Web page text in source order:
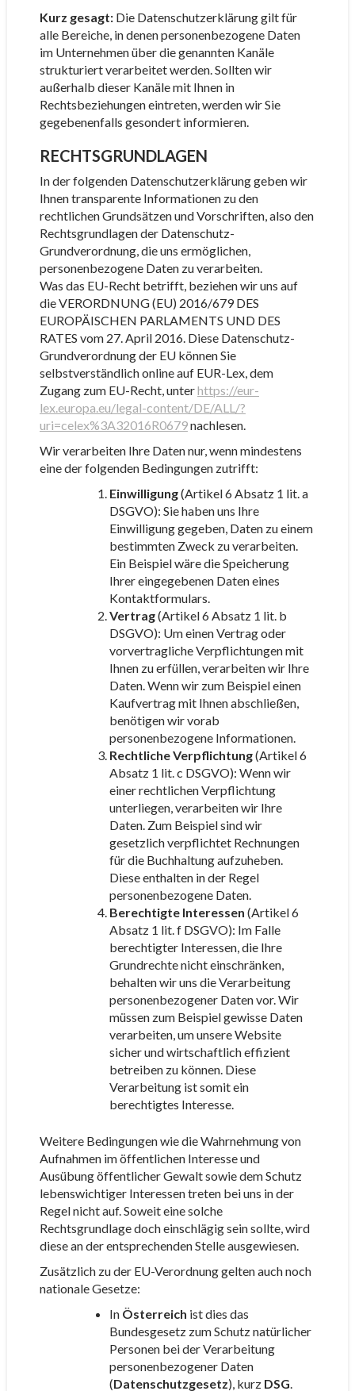
Kurz gesagt:Die Datenschutzerklärung gilt für
alle Bereiche, in denen personenbezogene Daten
im Unternehmen über die genannten Kanäle
strukturiert verarbeitet werden. Sollten wir
außerhalb dieser Kanäle mit Ihnen in
Rechtsbeziehungen eintreten, werden wir Sie
gegebenenfalls gesondert informieren.
RECHTSGRUNDLAGEN
In der folgenden Datenschutzerklärung geben wir
Ihnen transparente Informationen zu den
rechtlichen Grundsätzen und Vorschriften, also den
Rechtsgrundlagen der Datenschutz-
Grundverordnung, die uns ermöglichen,
personenbezogene Daten zu verarbeiten.
Was das EU-Recht betrifft, beziehen wir uns auf
die VERORDNUNG (EU) 2016/679 DES
EUROPÄISCHEN PARLAMENTS UND DES
RATES vom 27. April 2016. Diese Datenschutz-
Grundverordnung der EU können Sie
selbstverständlich online auf EUR-Lex, dem
Zugang zum EU-Recht, unterhttps://eur-
lex.europa.eu/legal-content/DE/ALL/?
uri=celex%3A32016R0679nachlesen.
Wir verarbeiten Ihre Daten nur, wenn mindestens
eine der folgenden Bedingungen zutrifft:
Einwilligung(Artikel 6 Absatz 1 lit. a
DSGVO): Sie haben uns Ihre
Einwilligung gegeben, Daten zu einem
bestimmten Zweck zu verarbeiten.
Ein Beispiel wäre die Speicherung
Ihrer eingegebenen Daten eines
Kontaktformulars.
Vertrag(Artikel 6 Absatz 1 lit. b
DSGVO): Um einen Vertrag oder
vorvertragliche Verpflichtungen mit
Ihnen zu erfüllen, verarbeiten wir Ihre
Daten. Wenn wir zum Beispiel einen
Kaufvertrag mit Ihnen abschließen,
benötigen wir vorab
personenbezogene Informationen.
Rechtliche Verpflichtung(Artikel 6
Absatz 1 lit. c DSGVO): Wenn wir
einer rechtlichen Verpflichtung
unterliegen, verarbeiten wir Ihre
Daten. Zum Beispiel sind wir
gesetzlich verpflichtet Rechnungen
für die Buchhaltung aufzuheben.
Diese enthalten in der Regel
personenbezogene Daten.
Berechtigte Interessen (Artikel 6
Absatz 1 lit. f DSGVO): Im Falle
berechtigter Interessen, die Ihre
Grundrechte nicht einschränken,
behalten wir uns die Verarbeitung
personenbezogener Daten vor. Wir
müssen zum Beispiel gewisse Daten
verarbeiten, um unsere Website
sicher und wirtschaftlich effizient
betreiben zu können. Diese
Verarbeitung ist somit ein
berechtigtes Interesse.
Weitere Bedingungen wie die Wahrnehmung von
Aufnahmen im öffentlichen Interesse und
Ausübung öffentlicher Gewalt sowie dem Schutz
lebenswichtiger Interessen treten bei uns in der
Regel nicht auf. Soweit eine solche
Rechtsgrundlage doch einschlägig sein sollte, wird
diese an der entsprechenden Stelle ausgewiesen.
Zusätzlich zu der EU-Verordnung gelten auch noch
nationale Gesetze:
In Österreich ist dies das
Bundesgesetz zum Schutz natürlicher
Personen bei der Verarbeitung
personenbezogener Daten
(Datenschutzgesetz), kurz DSG.